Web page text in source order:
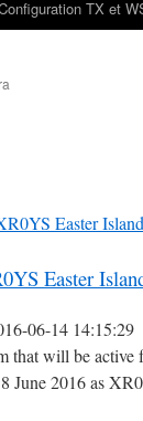
TX et
Easter
06-14 14:15:29
will be active
June 2016 as